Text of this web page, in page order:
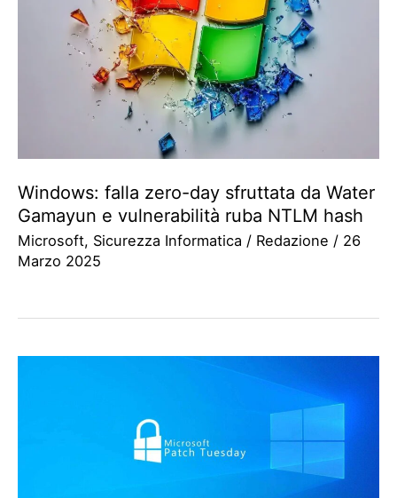
Windows: falla zero-day sfruttata da Water
Gamayun e vulnerabilità ruba NTLM hash
Microsoft, Sicurezza Informatica / Redazione / 26
Marzo 2025